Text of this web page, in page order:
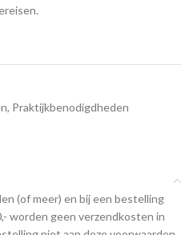
, Praktijkbenodigdheden
(of meer) en bij een bestelling
worden geen verzendkosten in